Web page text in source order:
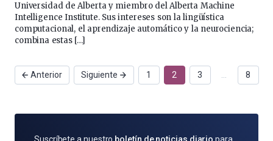
Universidad de Alberta y miembro del Alberta Machine
Intelligence Institute. Sus intereses son la lingüística
computacional, el aprendizaje automático y la neurociencia;
combina estas […]
Anterior Siguiente 1 2 3 8
SUSCRÍBETE
Suscríbete a nuestro boletín de noticias diario para